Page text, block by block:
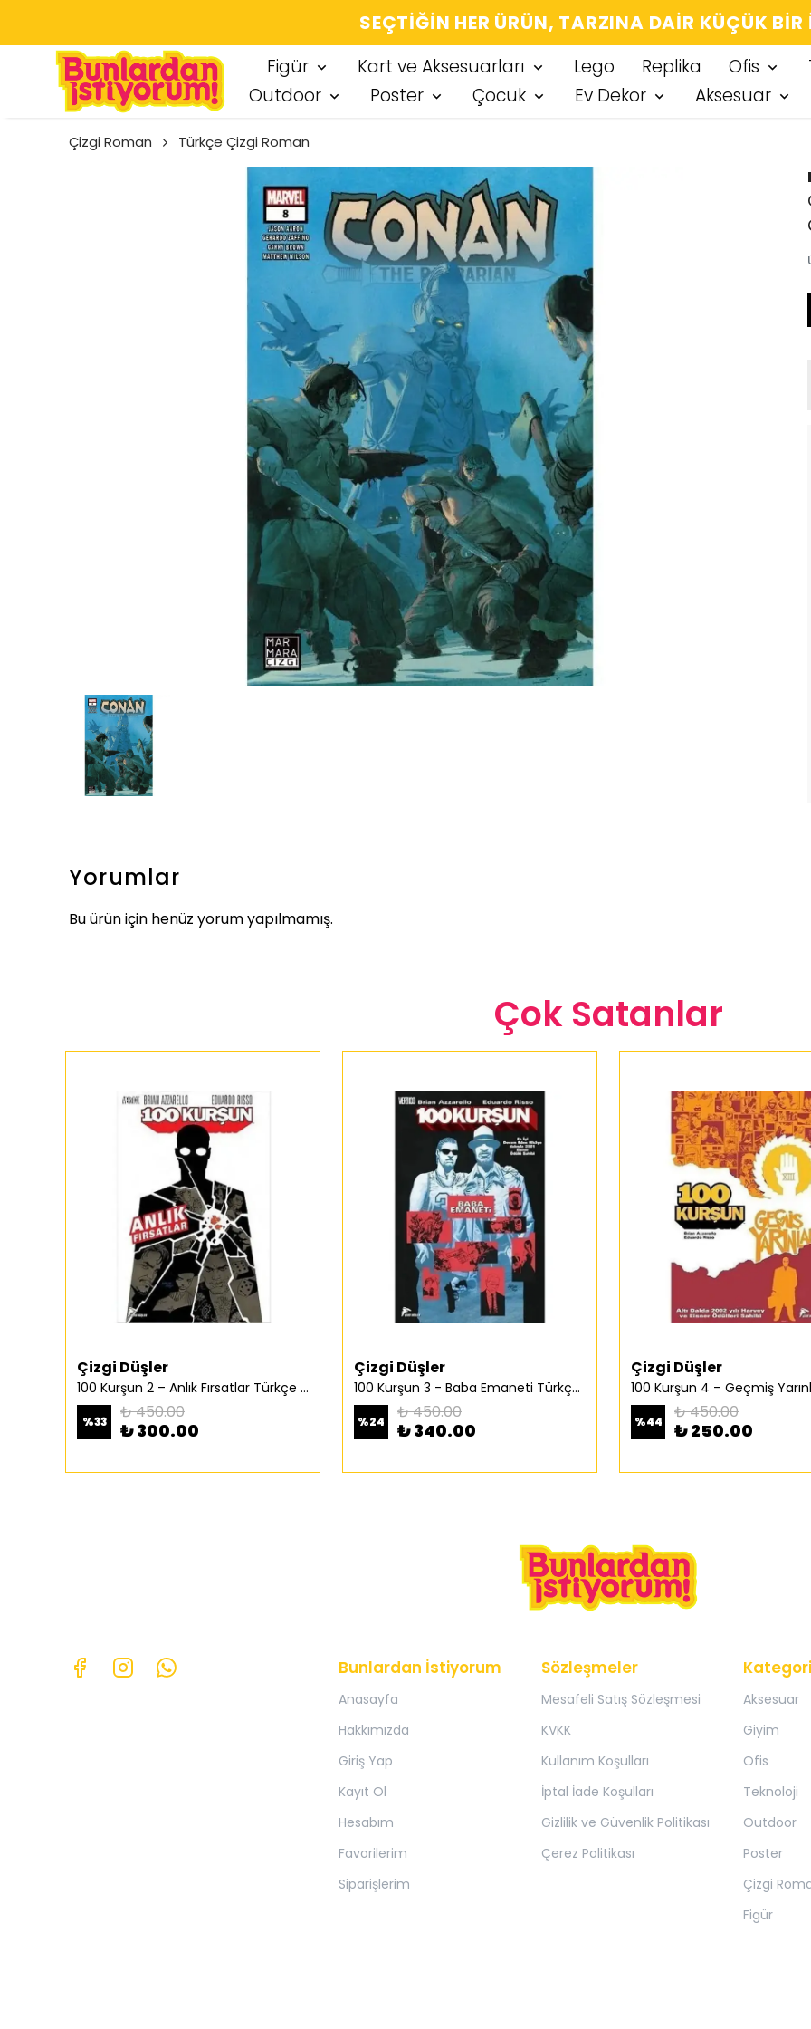
SEÇTIĞIN HER ÜRÜN, TARZINA DAIR KÜÇÜK
Figür Kart ve Aksesuarları Lego Replika Ofis
Outdoor
Poster Çocuk Ev Dekor Aksesuar
Çizgi Roman Türkçe Çizgi Roman
Yorumlar
Bu ürün için henüz yorum yapılmamış.
Çok Satanlar
Çizgi Düşler
100 Kurşun 2 – Anlık Fırsatlar Türkçe Çizgi Roman
%33 ₺ 450.00
₺ 300.00
Çizgi Düşler
100 Kurşun 3 - Baba Emaneti Türkçe Çizgi Roman
%24 ₺ 450.00
₺ 340.00
Çizgi Düşler
%44 ₺ 450.00
₺ 250.00
Bunlardan İstiyorum
Anasayfa
Hakkımızda
Giriş Yap
Kayıt Ol
Hesabım
Favorilerim
Siparişlerim
Sözleşmeler
Mesafeli Satış Sözleşmesi
KVKK
Kullanım Koşulları
İptal İade Koşulları
Gizlilik ve Güvenlik Politikası
Çerez Politikası
Aksesuar
Giyim
Ofis
Teknoloji
Outdoor
Poster
Çizgi
Figür